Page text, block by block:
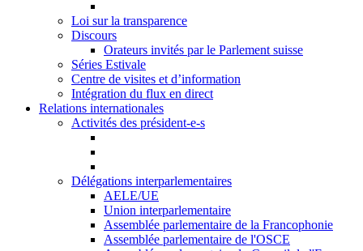
Loi sur la transparence
Discours
Orateurs invités par le Parlement suisse
Séries Estivale
Centre de visites et d’information
Intégration du flux en direct
Relations internationales
Activités des président-e-s
Délégations interparlementaires
AELE/UE
Union interparlementaire
Assemblée parlementaire de la Francophonie
Assemblée parlementaire de l'OSCE